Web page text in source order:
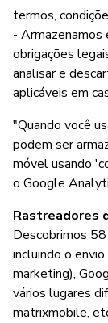
termos,
- Armazenamos
obrigações
analisar e
aplicáveis em
"Quando você
podem ser
móvel usando
o Google
Rastreadores
Descobrimos
incluindo o
marketing),
vários lugares
matrixmobile,